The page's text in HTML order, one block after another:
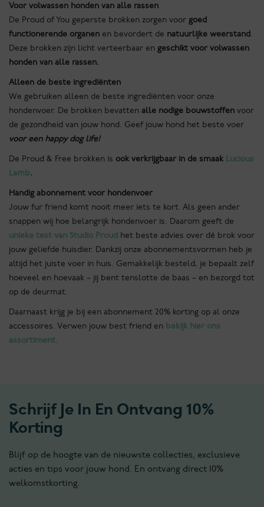
Voor volwassen honden van alle rassen
De Proud of You geperste brokken zorgen voor goed
functionerende organen en bevordert de natuurlijke weerstand.
Deze brokken zijn licht verteerbaar en geschikt voor volwassen
honden van alle rassen.
Alleen de beste ingrediënten
We gebruiken alleen de beste ingrediënten voor onze
hondenvoer. De brokken bevatten alle nodige bouwstoffen voor
de gezondheid van jouw hond. Geef jouw hond het beste voer
voor een happy dog life!
De Proud & Free brokken is ook verkrijgbaar in de smaak Lucious
Lamb.
Handig abonnement voor hondenvoer
Jouw fur friend komt nooit meer iets te kort. Als geen ander
snappen wij hoe belangrijk hondenvoer is. Daarom geeft de
unieke test van Studio Proud het beste advies over dé brok voor
jouw geliefde huisdier. Dankzij onze abonnementsvormen heb je
altijd het juiste voer in huis. Gemakkelijk besteld, je bepaalt zelf
hoeveel en hoevaak – jij bent tenslotte de baas – en bezorgd tot
op de deurmat.
Daarnaast krijg je bij een abonnement 20% korting op al onze
accessoires. Verwen jouw best friend en bekijk hier ons
assortiment.
Schrijf Je In En Ontvang 10%
Korting
Blijf op de hoogte van de nieuwste collecties, exclusieve
acties en tips voor jouw hond. En ontvang direct 10%
welkomstkorting.